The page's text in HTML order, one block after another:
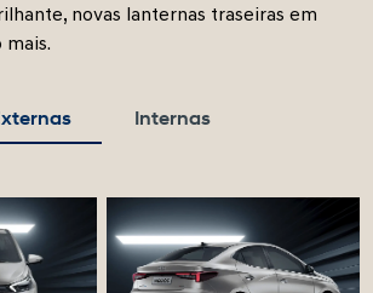
novas lanternas traseiras em
mais.
Internas